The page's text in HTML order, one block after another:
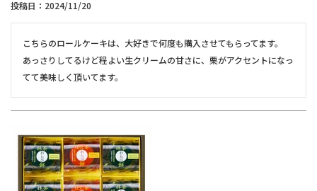
投稿日 2024/11/20
こちらのロールケーキは、大好きで何度も購入させてもらってます。
あっさりしてるけど程よい生クリームの甘さに、栗がアクセントになっ
てて美味しく頂いてます。